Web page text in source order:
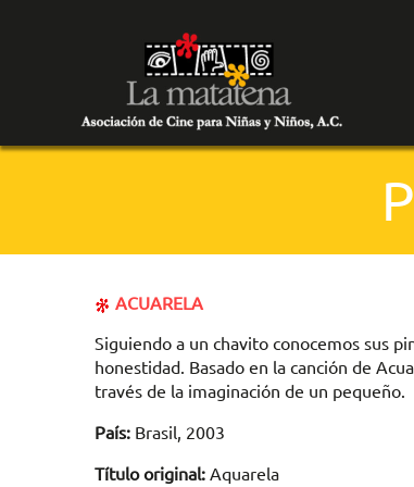
ACUARELA
Siguiendo a un chavito conocemos sus
honestidad. Basado en la canción de
través de la imaginación de un pequeño.
País: Brasil, 2003
Título original: Aquarela